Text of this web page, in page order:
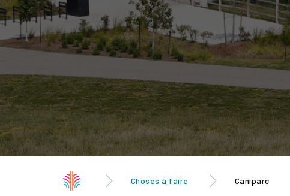
Choses à faire Caniparc